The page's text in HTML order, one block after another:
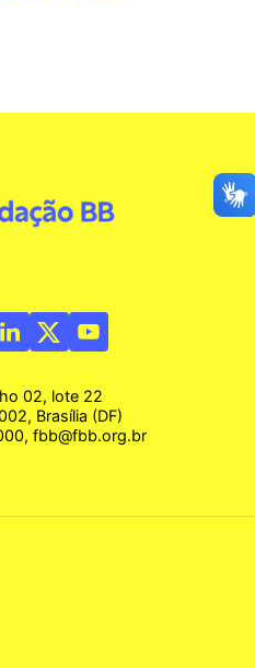
02, lote 22
Brasília (DF)
fbb@fbb.org.br